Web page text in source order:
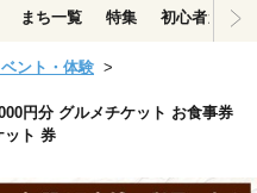
まち一覧 特集 初心者ガイド
ント・体験
円分 グルメチケット お食事券
ット 券